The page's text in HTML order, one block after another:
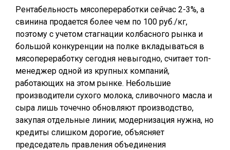
Рентабельность мясопереработки сейчас 2-3%, а
свинина продается более чем по 100 руб./кг,
поэтому с учетом стагнации колбасного рынка и
большой конкуренции на полке вкладываться в
мясопереработку сегодня невыгодно, считает топ-
менеджер одной из крупных компаний,
работающих на этом рынке. Небольшие
производители сухого молока, сливочного масла и
сыра лишь точечно обновляют производство,
закупая отдельные линии; модернизация нужна, но
кредиты слишком дорогие, объясняет
председатель правления объединения